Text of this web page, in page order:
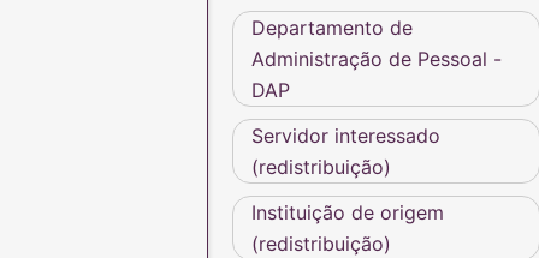
Departamento de
Administração de Pessoal -
DAP
Servidor interessado
(redistribuição)
Instituição de origem
(redistribuição)